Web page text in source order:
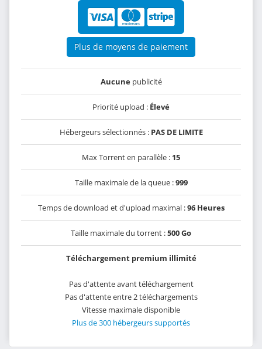
Plus de moyens de paiement
Aucunepublicité
Priorité upload : Élevé
Hébergeurs sélectionnés : PAS DE LIMITE
Max Torrent en parallèle : 15
Taille maximale de la queue :999
Temps de download et d'upload maximal :96 Heures
Taille maximale du torrent :500 Go
Téléchargement premium illimité
Pas d'attente avant téléchargement
Pas d'attente entre 2 téléchargements
Vitesse maximale disponible
Plus de 300 hébergeurs supportés